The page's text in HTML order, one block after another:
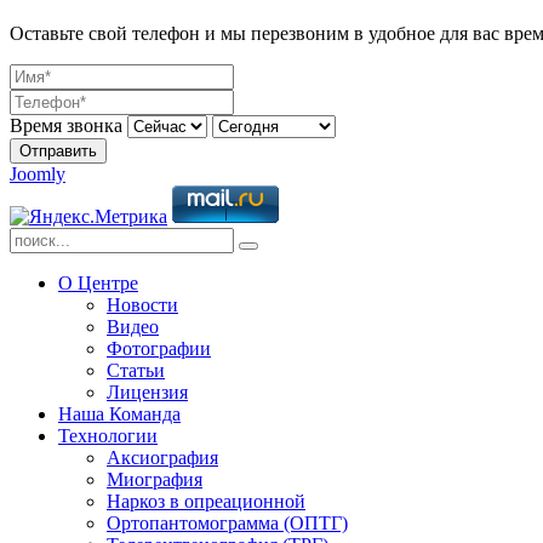
Оставьте свой телефон и мы перезвоним в удобное для вас
Время звонка
Отправить
Joomly
О Центре
Новости
Видео
Фотографии
Статьи
Лицензия
Наша Команда
Технологии
Аксиография
Миография
Наркоз в опреационной
Ортопантомограмма (ОПТГ)